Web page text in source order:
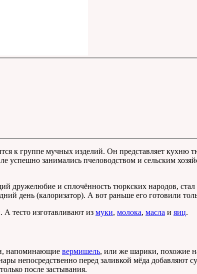
к группе мучных изделий. Он представляет
успешно занимались пчеловодством и сельским
дружелюбие и сплочённость тюркских народов,
день (калоризатор). А вот раньше его готовили
А тесто изготавливают из муки, молока, масла и яиц.
напоминающие вермишель, или же шарики, похожие
непосредственно перед заливкой мёда добавляют
после застывания.